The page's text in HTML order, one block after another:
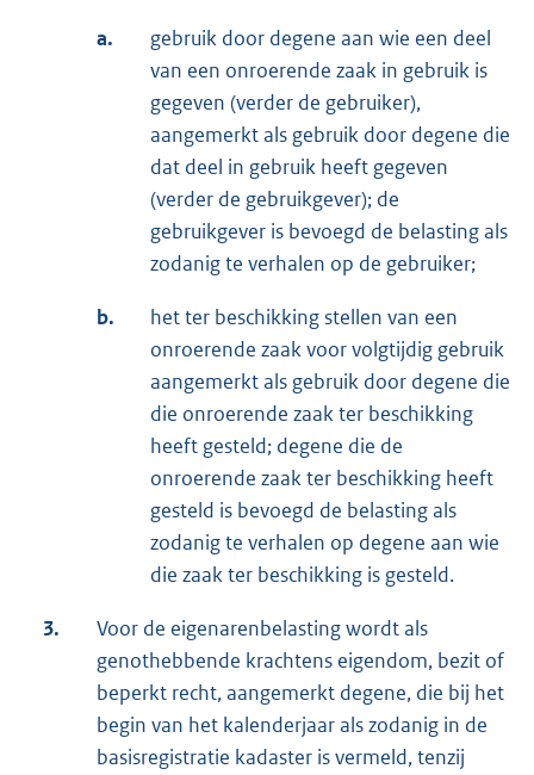
a.
gebruik door degene aan wie een deel
van een onroerende zaak in gebruik is
gegeven (verder de gebruiker),
aangemerkt als gebruik door degene die
dat deel in gebruik heeft gegeven
(verder de gebruikgever); de
gebruikgever is bevoegd de belasting als
zodanig te verhalen op de gebruiker;
b.
het ter beschikking stellen van een
onroerende zaak voor volgtijdig gebruik
aangemerkt als gebruik door degene die
die onroerende zaak ter beschikking
heeft gesteld; degene die de
onroerende zaak ter beschikking heeft
gesteld is bevoegd de belasting als
zodanig te verhalen op degene aan wie
die zaak ter beschikking is gesteld.
3.
Voor de eigenarenbelasting wordt als
genothebbende krachtens eigendom, bezit of
beperkt recht, aangemerkt degene, die bij het
begin van het kalenderjaar als zodanig in de
basisregistratie kadaster is vermeld, tenzij